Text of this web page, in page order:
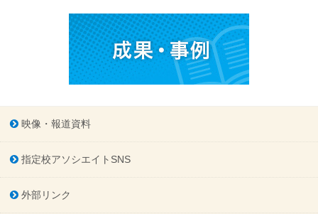
映像・報道資料
指定校アソシエイトSNS
外部リンク